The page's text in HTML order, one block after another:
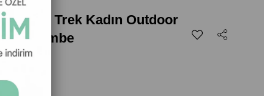
2 Trek Kadın Outdoor
/ Pembe